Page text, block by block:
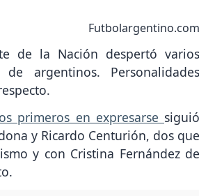
Futbolargentino.com
de la Nación despertó varios
argentinos. Personalidades
primeros en expresarse siguió
y Ricardo Centurión, dos que
y con Cristina Fernández de